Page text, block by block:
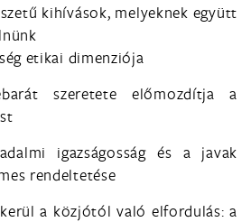
kihívások, melyeknek együtt
etikai dimenziója
szeretete előmozdítja a
igazságosság és a javak
rendeltetése
a közjótól való elfordulás: a